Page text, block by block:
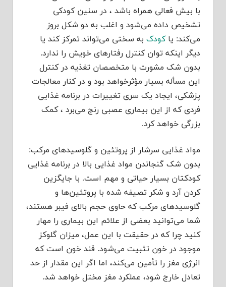
با بیش فعالی همراه باشد ، در سنین کودکی
تشخیص داده می‌شود و اغلب به دو شکل بروز
می‌کند: یاکودک به سختی می‌تواند تمرکز کند یا
دیگر اینکه توان ‌کنترل رفتارهای خویش را ندارد.
بدون شک مشورت با متخصصان تغذیه در کنترل
این مسأله بسیار مؤثرخواهد بود و در کنار معالجات
پزشکی، ایجاد یک سری تغییرات در برنامه غذایی
فردی که از این بیماری عصبی رنج می‌برد ، ‌کمک
بزرگی خواهد کرد.
مواد غذایی سرشار از پروتئین و گلوسیدهای مرکب:
بدون شک گنجاندن مواد غذایی بالا در برنامه غذایی
کودکتان بسیار حیاتی و مهم است. با جایگزین
کردن آرد و شکر تصیفه شده با پروتئین‌ها و
گلوسیدهای مرکب که حاوی حجم بالای فیبر هستند،
شما می‌توانید بعضی از علائم این بیماری را مهار
کنید ‌چرا که در حقیقت با این عمل، میزان گلوکز
موجود در خون تثبیت می‌شود. قند خون است که
انرژی مغز را تأمین می‌کند، اما اگر این مقدار از حد
تعادل خارج شود، عملکرد مغز مختل خواهد شد.